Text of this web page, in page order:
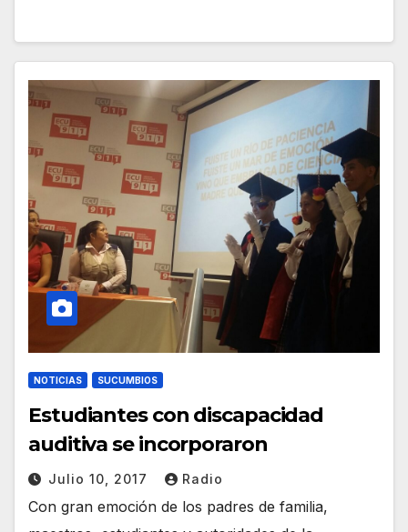
NOTICIAS SUCUMBIOS
Estudiantes con discapacidad
auditiva se incorporaron
Julio 10, 2017 Radio
Con gran emoción de los padres de familia,